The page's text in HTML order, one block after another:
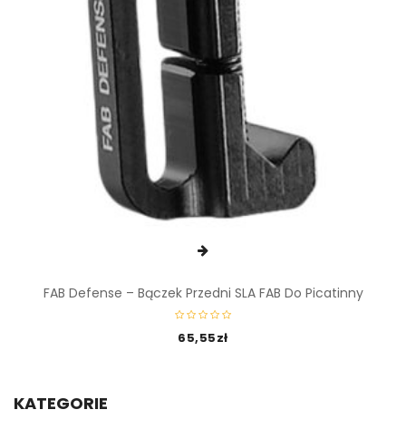
KATEGORIE
FAB Defense – Bączek Przedni SLA FAB Do Picatinny
65,55zł